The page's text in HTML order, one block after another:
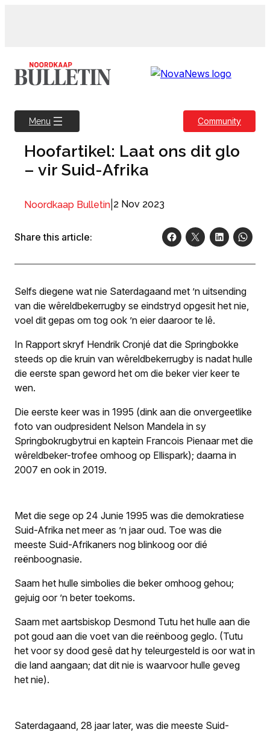
Menu Community
Hoofartikel: Laat ons dit glo
– vir Suid-Afrika
Noordkaap Bulletin 2 Nov 2023
Share this article:
Selfs diegene wat nie Saterdagaand met ’n uitsending
van die wêreldbekerrugby se eindstryd opgesit het nie,
voel dit gepas om tog ook ’n eier daaroor te lê.
In Rapport skryf Hendrik Cronjé dat die Springbokke
steeds op die kruin van wêreldbekerrugby is nadat hulle
die eerste span geword het om die beker vier keer te
wen.
Die eerste keer was in 1995 (dink aan die onvergeetlike
foto van oudpresident Nelson Mandela in sy
Springbok­rugbytrui en kaptein Francois Pienaar met die
wêreldbeker-trofee omhoog op Ellispark); daarna in
2007 en ook in 2019.
Met die sege op 24 Junie 1995 was die demokratiese
Suid-Afrika net meer as ’n jaar oud. Toe was die
meeste Suid-Afrikaners nog blinkoog oor dié
reënboognasie.
Saam het hulle simbolies die beker omhoog gehou;
gejuig oor ’n beter toekoms.
Saam met aartsbiskop Desmond Tutu het hulle aan die
pot goud aan die voet van die reënboog geglo. (Tutu
het voor sy dood gesê dat hy teleurgesteld is oor wat in
die land aangaan; dat dit nie is waarvoor hulle geveg
het nie).
Saterdagaand, 28 jaar later, was die meeste Suid-